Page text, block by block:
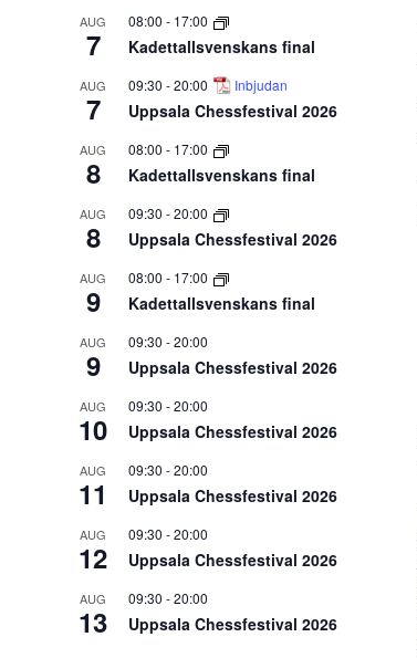
AUG
7
08:00 - 17:00
Kadettallsvenskans final
AUG
7
09:30 -20:00 Inbjudan
Uppsala Chessfestival 2026
AUG
8
08:00 - 17:00
Kadettallsvenskans final
AUG
8
09:30 -20:00
Uppsala Chessfestival 2026
AUG
9
08:00 - 17:00
Kadettallsvenskans final
AUG
9
09:30 -20:00
Uppsala Chessfestival 2026
AUG
10
09:30 -20:00
Uppsala Chessfestival 2026
AUG
11
09:30 -20:00
Uppsala Chessfestival 2026
AUG
12
09:30 -20:00
Uppsala Chessfestival 2026
AUG
13
09:30 -20:00
Uppsala Chessfestival 2026